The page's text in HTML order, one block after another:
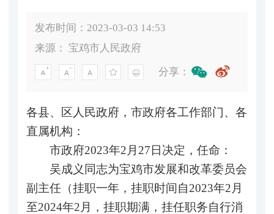
发布时间：2023-03-03 14:53
来源： 宝鸡市人民政府
分享：
各县、区人民政府，市政府各工作部门、各
直属机构：
市政府2023年2月27日决定，任命：
吴成义同志为宝鸡市发展和改革委员会
副主任（挂职一年，挂职时间自2023年2月
至2024年2月，挂职期满，挂任职务自行消